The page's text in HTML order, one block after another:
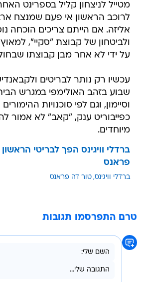
מטייל לניצחון קליל בספרינט
לרוכב הראשון אי פעם שמנצח
אליזה. אם הייתם צריכים הוכחה
ולביטחון של קבוצת "סקיי",
על ידי לא אחר מבן קבוצתו
עכשיו רק נותר לבריטים
שבוע בזהב האולימפי במגרש
וסיימון, וגם לפי סוכנויות
כפייבוריט ענק, "קאב" לא אמור
מיוחדים.
ברדלי וויגינס הפך לבריטי
פראנס
ברדלי וויגינס טור דה פראנס
טרם התפרסמו תגובות